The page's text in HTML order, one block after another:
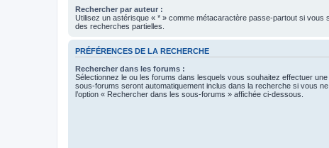
Rechercher par auteur :
Utilisez un astérisque « * » comme métacaractère passe-partout si vous
des recherches partielles.
PRÉFÉRENCES DE LA RECHERCHE
Rechercher dans les forums :
Sélectionnez le ou les forums dans lesquels vous souhaitez effectuer
sous-forums seront automatiquement inclus dans la recherche si vous
l’option « Rechercher dans les sous-forums » affichée ci-dessous.